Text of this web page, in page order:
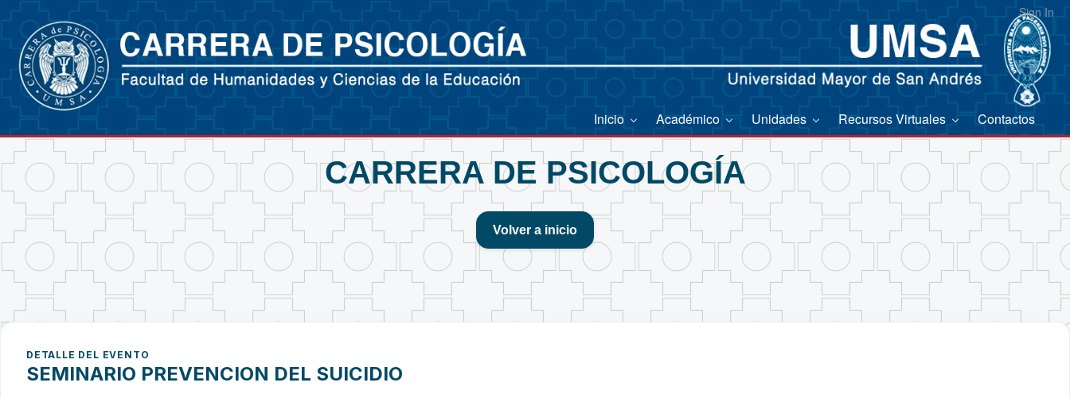
Sign In
Inicio Académico Unidades Recursos Virtuales Contactos
CARRERA DE PSICOLOGÍA
Volver a inicio
DETALLE DEL EVENTO
SEMINARIO PREVENCION DEL SUICIDIO